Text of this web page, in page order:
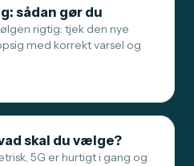
sådan gør du
rigtig: tjek den nye
med korrekt varsel og
skal du vælge?
5G er hurtigt i gang og